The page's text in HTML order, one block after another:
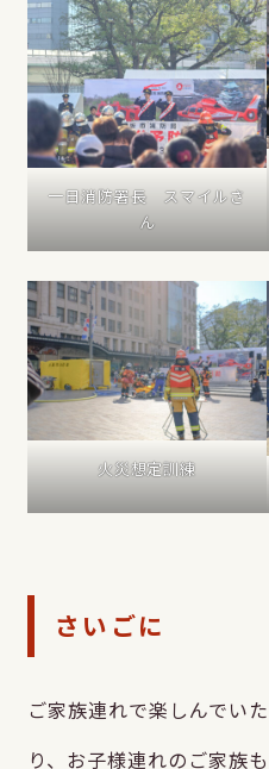
一日消防署長 スマイルさ
ん
火災想定訓練
さいごに
ご家族連れで楽しんでい
り、お子様連れのご家族